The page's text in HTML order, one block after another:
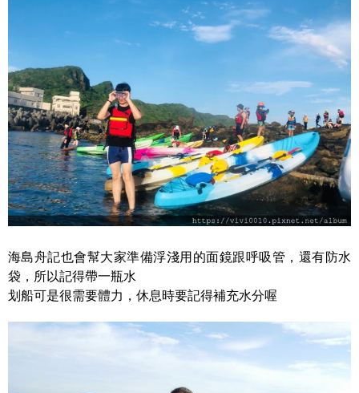
海島舟記也會幫大家準備浮淺用的面鏡跟呼吸管，還有防水
袋，所以記得帶一瓶水
划船可是很需要體力，休息時要記得補充水分喔